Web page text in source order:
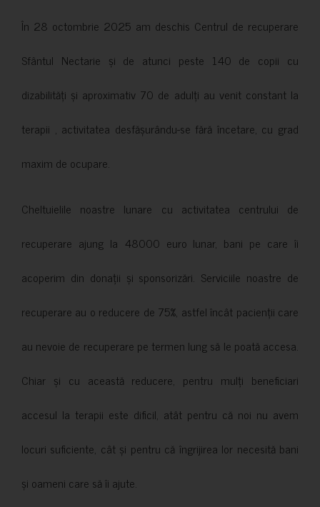
În 28 octombrie 2025 am deschis Centrul de recuperare
Sfântul Nectarie și de atunci peste 140 de copii cu
dizabilități și aproximativ 70 de adulți au venit constant la
terapii , activitatea desfășurându-se fără încetare, cu grad
maxim de ocupare.
Cheltuielile noastre lunare cu activitatea centrului de
recuperare ajung la 48000 euro lunar, bani pe care îi
acoperim din donații și sponsorizări. Serviciile noastre de
recuperare au o reducere de 75%, astfel încât pacienții care
au nevoie de recuperare pe termen lung să le poată accesa.
Chiar și cu această reducere, pentru mulți beneficiari
accesul la terapii este dificil, atât pentru că noi nu avem
locuri suficiente, cât și pentru că îngrijirea lor necesită bani
și oameni care să îi ajute.